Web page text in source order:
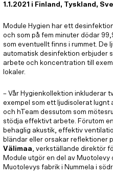
1.1.2021 i Finland, Tyskland,
Module Hygien har ett
och som på fem minuter dödar
som eventuellt finns i rummet. De
automatisk desinfektion erbjuder
arbete och koncentration till
lokaler.
– Vår Hygienkollektion inkluderar
exempel som ett ljudisolerat
och hTeam dessutom som
stödja effektivt arbete. Förutom
behaglig akustik, effektiv
bländar eller orsakar reflektioner
Välimaa, verkställande direktör
Module utgör en del av Muotolevy
Muotolevys fabrik i Nummela i